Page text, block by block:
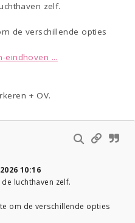
zelf.
de verschillende opties
eindhoven ...
+ OV.
10:16
luchthaven zelf.
om de verschillende opties